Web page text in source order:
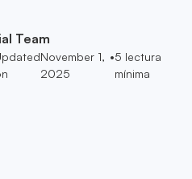
Team
November 1,
2025
•5 lectura
mínima